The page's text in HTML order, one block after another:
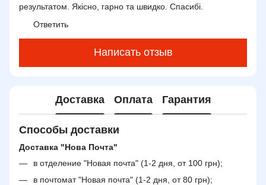
результатом. Якісно, гарно та швидко. Спасибі.
Ответить
Написать отзыв
Доставка Оплата Гарантия
Способы доставки
Доставка "Нова Почта"
в отделение "Новая почта" (1-2 дня, от 100 грн);
в почтомат "Новая почта" (1-2 дня, от 80 грн);